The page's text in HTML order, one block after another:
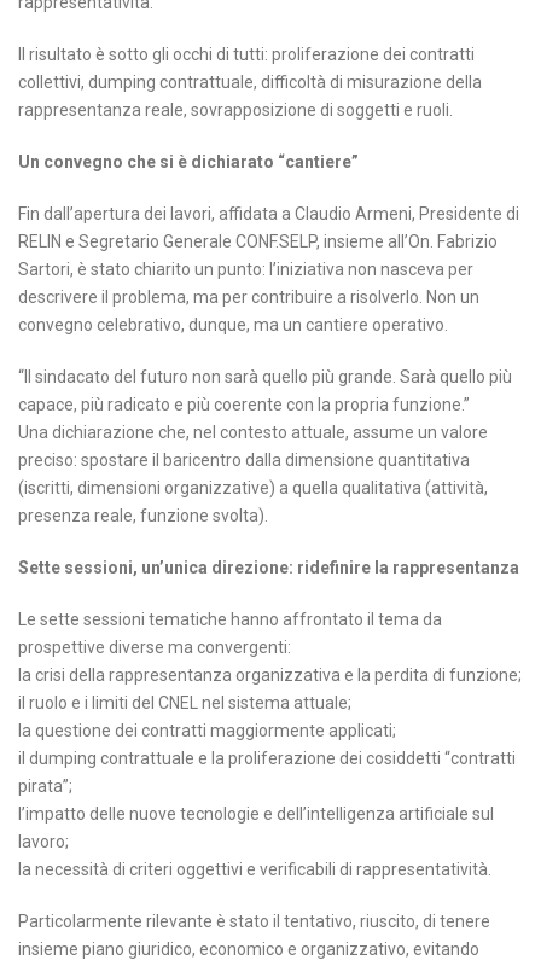
Il risultato è sotto gli occhi di tutti: proliferazione dei contratti
collettivi, dumping contrattuale, difficoltà di misurazione della
rappresentanza reale, sovrapposizione di soggetti e ruoli.
Un convegno che si è dichiarato “cantiere”
Fin dall’apertura dei lavori, affidata a Claudio Armeni, Presidente di
RELIN e Segretario Generale CONF.SELP, insieme all’On. Fabrizio
Sartori, è stato chiarito un punto: l’iniziativa non nasceva per
descrivere il problema, ma per contribuire a risolverlo. Non un
convegno celebrativo, dunque, ma un cantiere operativo.
“Il sindacato del futuro non sarà quello più grande. Sarà quello più
capace, più radicato e più coerente con la propria funzione.”
Una dichiarazione che, nel contesto attuale, assume un valore
preciso: spostare il baricentro dalla dimensione quantitativa
(iscritti, dimensioni organizzative) a quella qualitativa (attività,
presenza reale, funzione svolta).
Sette sessioni, un’unica direzione: ridefinire la rappresentanza
Le sette sessioni tematiche hanno affrontato il tema da
prospettive diverse ma convergenti:
la crisi della rappresentanza organizzativa e la perdita di funzione;
il ruolo e i limiti del CNEL nel sistema attuale;
la questione dei contratti maggiormente applicati;
il dumping contrattuale e la proliferazione dei cosiddetti “contratti
pirata”;
l’impatto delle nuove tecnologie e dell’intelligenza artificiale sul
lavoro;
la necessità di criteri oggettivi e verificabili di rappresentatività.
Particolarmente rilevante è stato il tentativo, riuscito, di tenere
insieme piano giuridico, economico e organizzativo, evitando